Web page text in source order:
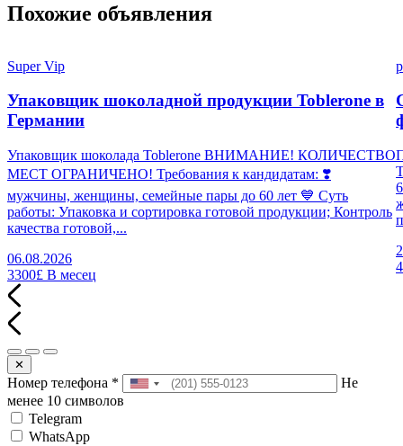
Похожие объявления
Super Vip
Упаковщик шоколадной продукции Toblerone в
Германии
Упаковщик шоколада Toblerone ВНИМАНИЕ! КОЛИЧЕСТВО
МЕСТ ОГРАНИЧЕНО! Требования к кандидатам: ❣️
мужчины, женщины, семейные пары до 60 лет 💙 Суть
работы: Упаковка и сортировка готовой продукции; Контроль
качества готовой,...
06.08.2026
3300£ В месец
✕
Номер телефона *
Не
менее 10 символов
Telegram
WhatsApp